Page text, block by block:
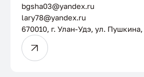
bgsha03@yandex.ru
lary78@yandex.ru
670010, г. Улан-Удэ, ул. Пушкина,